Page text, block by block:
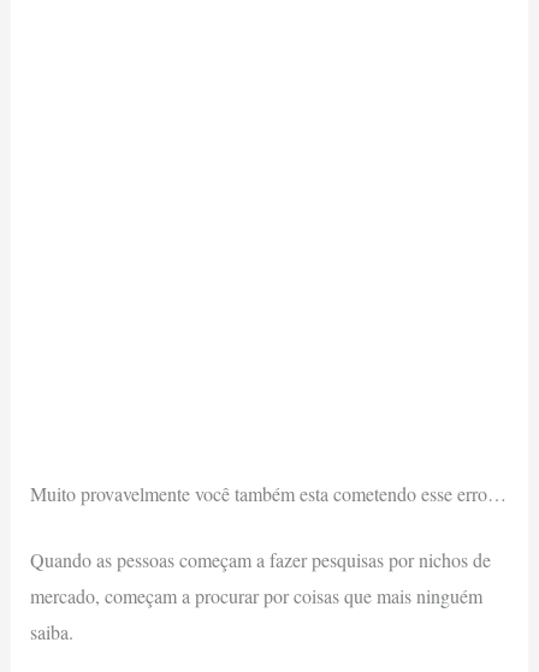
Muito provavelmente você também esta cometendo esse erro…
Quando as pessoas começam a fazer pesquisas por nichos de
mercado, começam a procurar por coisas que mais ninguém
saiba.